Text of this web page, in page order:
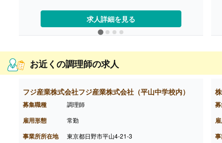
・年末年始手当 380円/時（12/30 0時-1/3 24
【通勤手当】あり（社内規定あり）
【賞与】あり（年2回寸志）※業績による
【特別報酬（年1回）】平均267,000円（2025年6
月支給実績）
※職種、雇用形態、在籍期間、会社の業績等によ
って支給額は異なる。
【調理員/非常勤】
【時給】1,300円-1,350円
［その他手当］
時）
【昇給】年1回
求人詳細を見る
お近くの調理師の求人
フジ産業株式会社フジ産業株式会社（平山中学校内）
募集職種 調理師
雇用形態 常勤
事業所所在地 東京都日野市平山4-21-3